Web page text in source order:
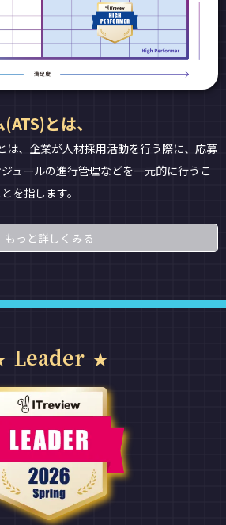
とは、
は、企業が人材採用活動を行う際に、応募
ュールの進行管理などを一元的に行うこ
を指します。
もっと詳しくみる
Leader